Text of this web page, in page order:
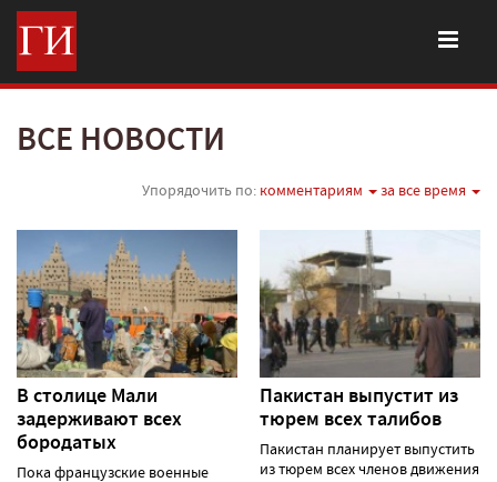
ВСЕ НОВОСТИ
Упорядочить по: комментариям за все время
В столице Мали
задерживают всех
бородатых
Пока французские военные
Пакистан выпустит из
тюрем всех талибов
Пакистан планирует выпустить
из тюрем всех членов движения